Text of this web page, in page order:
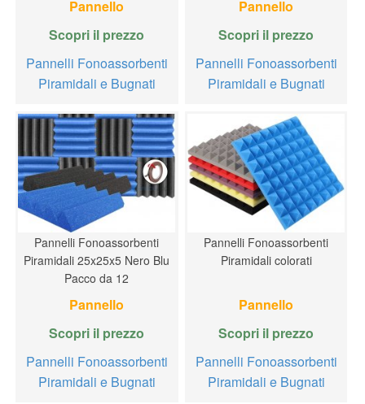
Pannello
Scopri il prezzo
Pannelli Fonoassorbenti
Piramidali e Bugnati
Pannello
Scopri il prezzo
Pannelli Fonoassorbenti
Piramidali e Bugnati
Pannelli Fonoassorbenti
Piramidali 25x25x5 Nero Blu
Pacco da 12
Pannello
Scopri il prezzo
Pannelli Fonoassorbenti
Piramidali e Bugnati
Pannelli Fonoassorbenti
Piramidali colorati
Pannello
Scopri il prezzo
Pannelli Fonoassorbenti
Piramidali e Bugnati